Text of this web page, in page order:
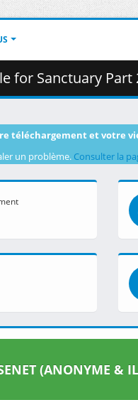
Subtitle][9FB95B01].mkv.002 (
téléchargement et votre
un problème. Consulter la
(ANONYME &